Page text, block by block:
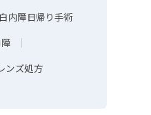
白内障日帰り手術
｜
ンズ処方